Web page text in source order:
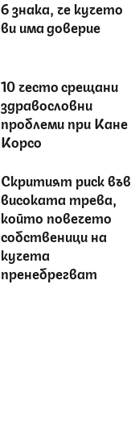
6 знака, че кучето
ви има доверие
10 често срещани
здравословни
проблеми при Кане
Корсо
Скритият риск във
високата трева,
който повечето
собственици на
кучета
пренебрегват